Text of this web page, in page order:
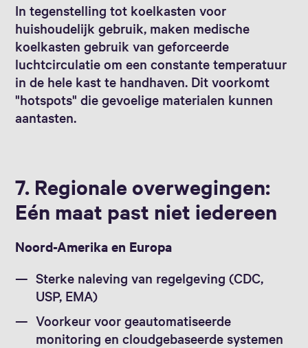
In tegenstelling tot koelkasten voor
huishoudelijk gebruik, maken medische
koelkasten gebruik van geforceerde
luchtcirculatie om een constante temperatuur
in de hele kast te handhaven. Dit voorkomt
"hotspots" die gevoelige materialen kunnen
aantasten.
7. Regionale overwegingen:
Eén maat past niet iedereen
Noord-Amerika en Europa
Sterke naleving van regelgeving (CDC,
USP, EMA)
Voorkeur voor geautomatiseerde
monitoring en cloudgebaseerde systemen